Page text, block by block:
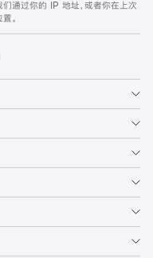
通过你的 IP 地址，或者你在上次
。